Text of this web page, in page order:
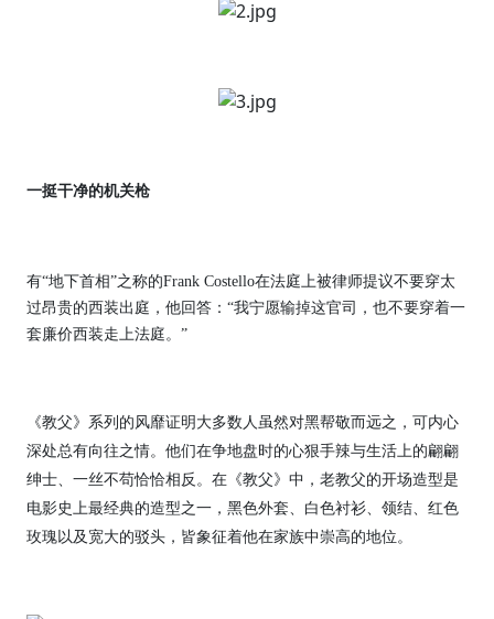
一挺干净的机关枪
有“地下首相”之称的Frank Costello在法庭上被律师提议不要穿太
过昂贵的西装出庭，他回答：“我宁愿输掉这官司，也不要穿着一
套廉价西装走上法庭。”
《教父》系列的风靡证明大多数人虽然对黑帮敬而远之，可内心
深处总有向往之情。他们在争地盘时的心狠手辣与生活上的翩翩
绅士、一丝不苟恰恰相反。在《教父》中，老教父的开场造型是
电影史上最经典的造型之一，黑色外套、白色衬衫、领结、红色
玫瑰以及宽大的驳头，皆象征着他在家族中崇高的地位。